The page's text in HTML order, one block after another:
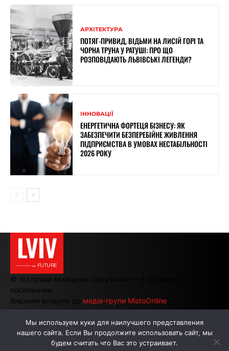
АРХІТЕКТУРА
ПОТЯГ-ПРИВИД, ВІДЬМИ НА ЛИСІЙ ГОРІ ТА
ЧОРНА ТРУНА У РАТУШІ: ПРО ЩО
РОЗПОВІДАЮТЬ ЛЬВІВСЬКІ ЛЕГЕНДИ?
ІННОВАЦІЇ
ЕНЕРГЕТИЧНА ФОРТЕЦЯ БІЗНЕСУ: ЯК
ЗАБЕЗПЕЧИТИ БЕЗПЕРЕБІЙНЕ ЖИВЛЕННЯ
ПІДПРИЄМСТВА В УМОВАХ НЕСТАБІЛЬНОСТІ
2026 РОКУ
LVIV
———→ FUTURE
© Усі права захищено. Цитування — з активним
посиланням.
Видання входить до медіа-групи MistoOnline
АВТОРИ РЕКЛАМА НА САЙТІ
Мы используем куки для наилучшего представления
нашего сайта. Если Вы продолжите использовать сайт, мы
будем считать что Вас это устраивает.